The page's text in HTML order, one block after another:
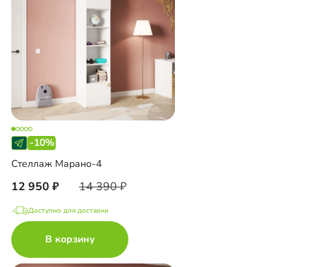
-10%
Стеллаж Марано-4
12 950 14 390
Доступно для доставки
В корзину